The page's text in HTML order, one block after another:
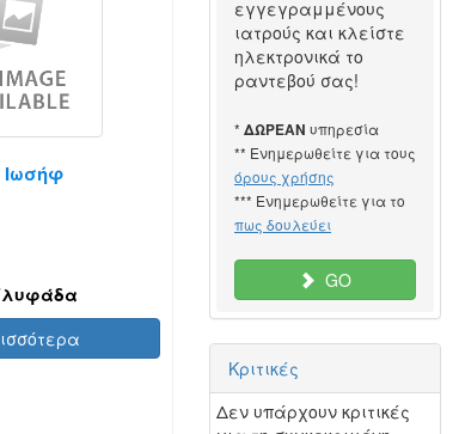
Ιωσήφ
εγγεγραμμένους
ιατρούς και κλείστε
ηλεκτρονικά το
ραντεβού σας!
* ΔΩΡΕΑΝ υπηρεσία
** Ενημερωθείτε για τους
όρους χρήσης
*** Ενημερωθείτε για το
πως δουλεύει
GO
Κριτικές
Δεν υπάρχουν κριτικές